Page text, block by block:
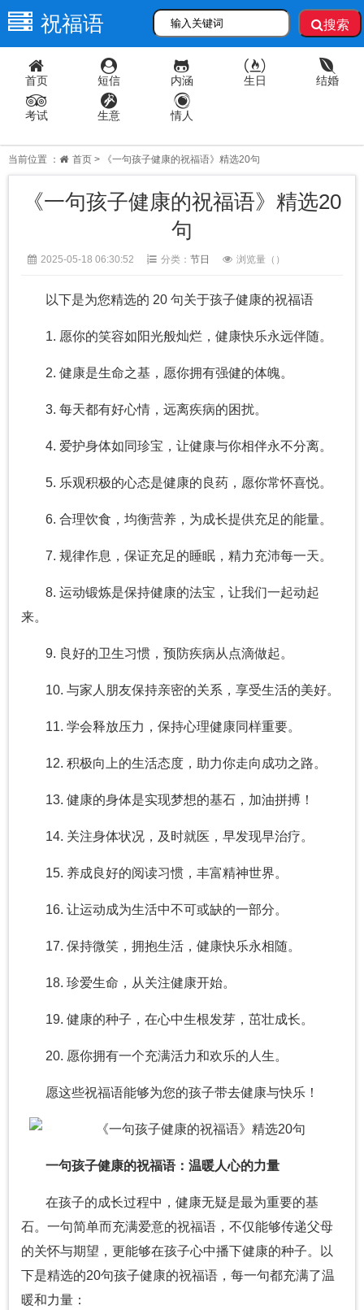
祝福语 搜索
首页 短信 内涵 生日 结婚
考试 生意 情人
当前位置 ： 首页 > 《一句孩子健康的祝福语》精选20句
《一句孩子健康的祝福语》精选20
句
2025-05-18 06:30:52 分类： 节日 浏览量（ ）
以下是为您精选的 20 句关于孩子健康的祝福语
1. 愿你的笑容如阳光般灿烂，健康快乐永远伴随。
2. 健康是生命之基，愿你拥有强健的体魄。
3. 每天都有好心情，远离疾病的困扰。
4. 爱护身体如同珍宝，让健康与你相伴永不分离。
5. 乐观积极的心态是健康的良药，愿你常怀喜悦。
6. 合理饮食，均衡营养，为成长提供充足的能量。
7. 规律作息，保证充足的睡眠，精力充沛每一天。
8. 运动锻炼是保持健康的法宝，让我们一起动起
来。
9. 良好的卫生习惯，预防疾病从点滴做起。
10. 与家人朋友保持亲密的关系，享受生活的美好。
11. 学会释放压力，保持心理健康同样重要。
12. 积极向上的生活态度，助力你走向成功之路。
13. 健康的身体是实现梦想的基石，加油拼搏！
14. 关注身体状况，及时就医，早发现早治疗。
15. 养成良好的阅读习惯，丰富精神世界。
16. 让运动成为生活中不可或缺的一部分。
17. 保持微笑，拥抱生活，健康快乐永相随。
18. 珍爱生命，从关注健康开始。
19. 健康的种子，在心中生根发芽，茁壮成长。
20. 愿你拥有一个充满活力和欢乐的人生。
愿这些祝福语能够为您的孩子带去健康与快乐！
一句孩子健康的祝福语：温暖人心的力量
在孩子的成长过程中，健康无疑是最为重要的基
石。一句简单而充满爱意的祝福语，不仅能够传递父母
的关怀与期望，更能够在孩子心中播下健康的种子。以
下是精选的20句孩子健康的祝福语，每一句都充满了温
暖和力量：